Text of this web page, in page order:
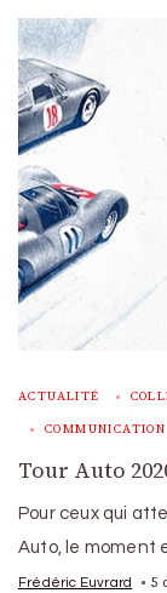
ACTUALITÉ
COMMUNICATION
Tour Auto
Pour ceux qui
Auto, le moment
Frédéric Euvrard 5